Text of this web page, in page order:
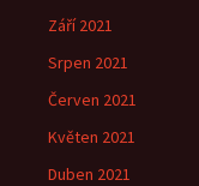
Září 2021
Srpen 2021
Červen 2021
Květen 2021
Duben 2021